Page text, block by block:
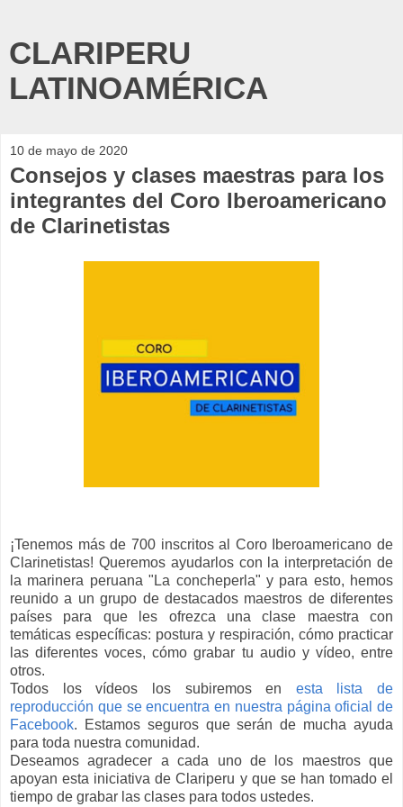
CLARIPERU
LATINOAMÉRICA
10 de mayo de 2020
Consejos y clases maestras para los
integrantes del Coro Iberoamericano
de Clarinetistas
¡Tenemos más de 700 inscritos al Coro Iberoamericano de
Clarinetistas! Queremos ayudarlos con la interpretación de
la marinera peruana "La concheperla" y para esto, hemos
reunido a un grupo de destacados maestros de diferentes
países para que les ofrezca una clase maestra con
temáticas específicas: postura y respiración, cómo practicar
las diferentes voces, cómo grabar tu audio y vídeo, entre
otros.
Todos los vídeos los subiremos en esta lista de
reproducción que se encuentra en nuestra página oficial de
Facebook. Estamos seguros que serán de mucha ayuda
para toda nuestra comunidad.
Deseamos agradecer a cada uno de los maestros que
apoyan esta iniciativa de Clariperu y que se han tomado el
tiempo de grabar las clases para todos ustedes.